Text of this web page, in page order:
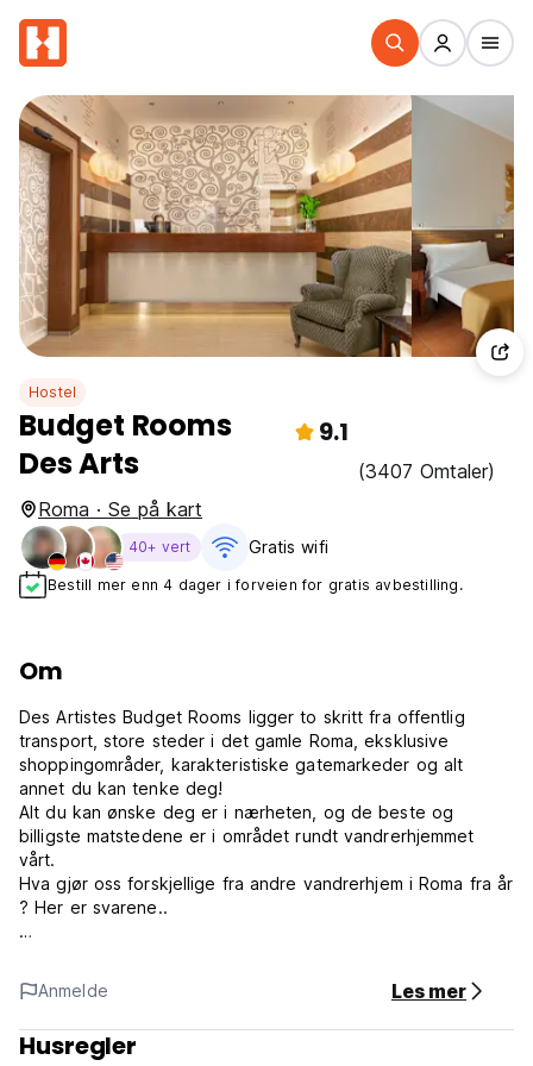
Hostel
Budget Rooms
Des Arts
9.1
(3407 Omtaler)
Roma · Se på kart
40+ vert Gratis wifi‎
Bestill mer enn 4 dager i forveien for gratis avbestilling.
Om
Des Artistes Budget Rooms ligger to skritt fra offentlig
transport, store steder i det gamle Roma, eksklusive
shoppingområder, karakteristiske gatemarkeder og alt
annet du kan tenke deg!
Alt du kan ønske deg er i nærheten, og de beste og
billigste matstedene er i området rundt vandrerhjemmet
vårt.
Hva gjør oss forskjellige fra andre vandrerhjem i Roma fra år
? Her er svarene..
Gi oss beskjed når du ankommer.
Innsjekking er fra kl. 15.00 til 23.00 .
Senere må du sjekke inn på vårt søsterhotell, 'Yes Hotel' via
Magenta 15, for å hente nøklene.
Anmelde Les mer
Husregler